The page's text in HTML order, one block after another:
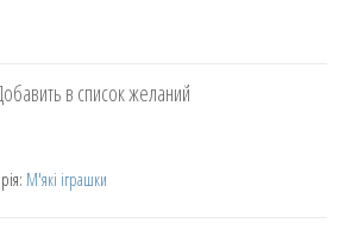
в список желаний
М'які іграшки